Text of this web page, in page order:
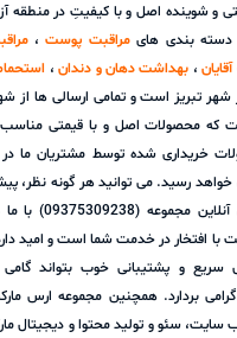
و شوینده اصل و با کیفیتِ در منطقه
دسته بندی هایمراقبت پوست،
، بهداشت دهان و دندان،
تبریز است و تمامی ارسالی ها از
که محصولات اصل و با قیمتی مناسب
خریداری شده توسط مشتریان ما
رسید. می توانید هر گونه نظر،
خود را از طریق
با افتخار در خدمت شما است و امید
و پشتیبانی خوب بتواند
بردارد. همچنین مجموعه ارس
سئو و تولید محتوا و دیجیتال